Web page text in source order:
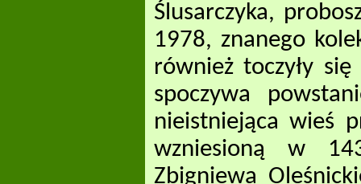
Ślusarczyka,
1978, znanego
również toczyły
spoczywa
nieistniejąca wieś
wzniesioną w
Zbigniewa